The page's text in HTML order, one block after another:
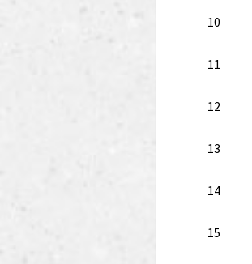
10
11
12
13
14
15